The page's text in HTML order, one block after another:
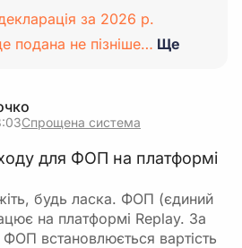
за 2026 р.
подана не пізніше… Ще
Спрощена система
для ФОП на платформі
будь ласка. ФОП (єдиний
на платформі Replay. За
встановлюється вартість